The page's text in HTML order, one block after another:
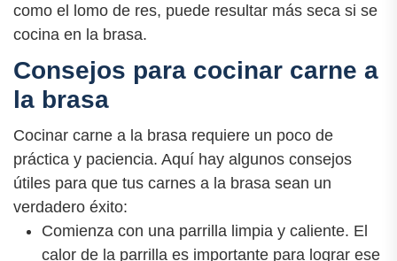
como el lomo de res, puede resultar más seca si se
cocina en la brasa.
Consejos para cocinar carne a
la brasa
Cocinar carne a la brasa requiere un poco de
práctica y paciencia. Aquí hay algunos consejos
útiles para que tus carnes a la brasa sean un
verdadero éxito:
Comienza con una parrilla limpia y caliente. El
calor de la parrilla es importante para lograr ese